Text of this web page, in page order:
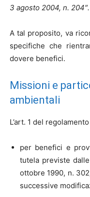
3 agosto 2004, n. 204″.
A tal proposito, va
specifiche che
dovere benefici.
Missioni e
ambientali
L’art. 1 del
per benefici e
tutela previste
ottobre 1990, n.
successive